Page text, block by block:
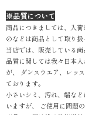
※品質について
商品につきましては、入
のなどは商品として取り扱
当店では、販売している
品質に関しては我々日本
が、 ダンスウエア、レッ
ております。
小さいシミ、汚れ、端な
いますが、 ご使用に問題